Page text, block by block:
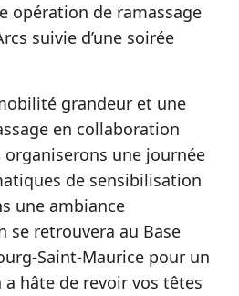
opération de ramassage
suivie d’une soirée
grandeur et une
en collaboration
organiserons une journée
de sensibilisation
une ambiance
se retrouvera au Base
Saint-Maurice pour un
hâte de revoir vos têtes